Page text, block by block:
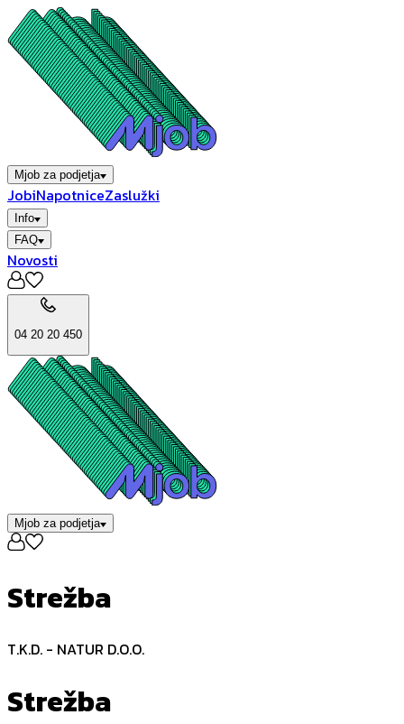
Mjob za podjetja
JobiNapotniceZaslužki
Info
FAQ
Novosti
04 20 20 450
Mjob za podjetja
Strežba
T.K.D. - NATUR D.O.O.
Strežba